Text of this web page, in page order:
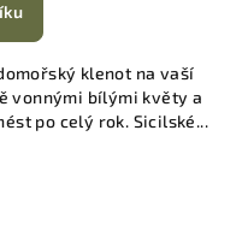
klenot na vaší
vonnými bílými květy a
po celý rok. Sicilské...